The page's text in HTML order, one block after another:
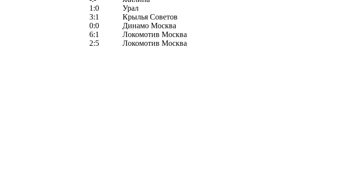
1:0
Урал
3:1
Крылья Советов
0:0
Динамо Москва
6:1
Локомотив Москва
2:5
Локомотив Москва